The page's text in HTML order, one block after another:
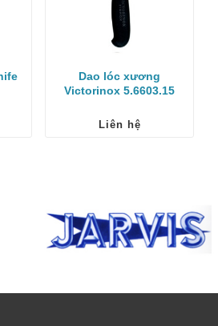
Dao lóc xương
Victorinox 5.6603.15
Liên hệ